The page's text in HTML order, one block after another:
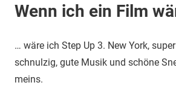
Wenn ich ein Film
… wäre ich Step Up 3. New York,
schnulzig, gute Musik und schöne
meins.